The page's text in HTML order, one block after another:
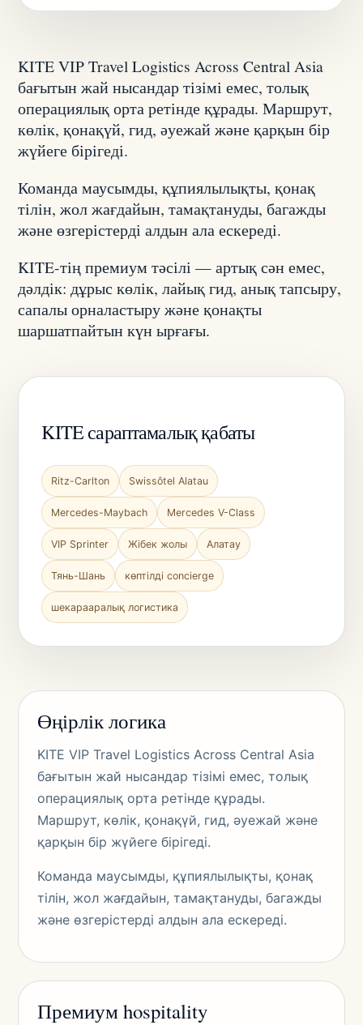
KITE VIP Travel Logistics Across Central Asia
бағытын жай нысандар тізімі емес, толық
операциялық орта ретінде құрады. Маршрут,
көлік, қонақүй, гид, әуежай және қарқын бір
жүйеге бірігеді.
Команда маусымды, құпиялылықты, қонақ
тілін, жол жағдайын, тамақтануды, багажды
және өзгерістерді алдын ала ескереді.
KITE-тің премиум тәсілі — артық сән емес,
дәлдік: дұрыс көлік, лайық гид, анық тапсыру,
сапалы орналастыру және қонақты
шаршатпайтын күн ырғағы.
KITE сараптамалық қабаты
Ritz-Carlton Swissôtel Alatau
Mercedes-Maybach Mercedes V-Class
VIP Sprinter Жібек жолы Алатау
Тянь-Шань көптілді concierge
шекарааралық логистика
Өңірлік логика
KITE VIP Travel Logistics Across Central Asia
бағытын жай нысандар тізімі емес, толық
операциялық орта ретінде құрады.
Маршрут, көлік, қонақүй, гид, әуежай және
қарқын бір жүйеге бірігеді.
Команда маусымды, құпиялылықты, қонақ
тілін, жол жағдайын, тамақтануды, багажды
және өзгерістерді алдын ала ескереді.
Премиум hospitality